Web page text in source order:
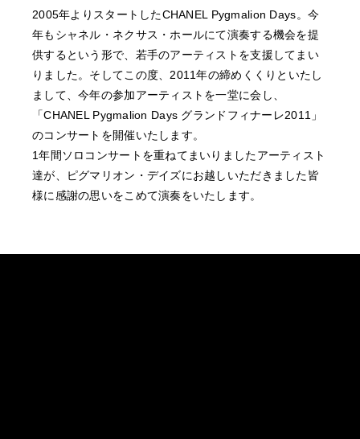
2005年よりスタートしたCHANEL Pygmalion Days。今
年もシャネル・ネクサス・ホールにて演奏する機会を提
供するという形で、若手のアーティストを支援してまい
りました。そしてこの度、2011年の締めくくりといたし
まして、今年の参加アーティストを一堂に会し、
「CHANEL Pygmalion Days グランドフィナーレ2011」
のコンサートを開催いたします。
1年間ソロコンサートを重ねてまいりましたアーティスト
達が、ピグマリオン・デイズにお越しいただきました皆
様に感謝の思いをこめて演奏をいたします。